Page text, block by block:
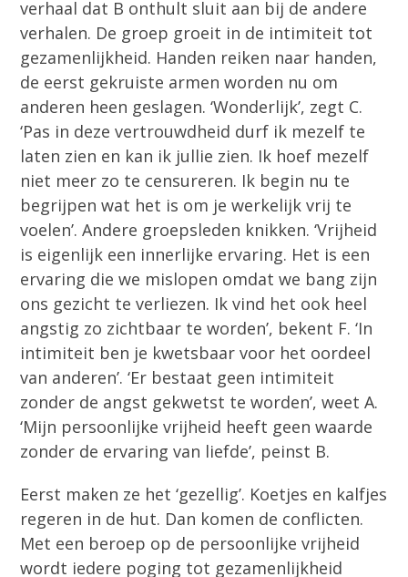
verhaal dat B onthult sluit aan bij de andere
verhalen. De groep groeit in de intimiteit tot
gezamenlijkheid. Handen reiken naar handen,
de eerst gekruiste armen worden nu om
anderen heen geslagen. ‘Wonderlijk’, zegt C.
‘Pas in deze vertrouwdheid durf ik mezelf te
laten zien en kan ik jullie zien. Ik hoef mezelf
niet meer zo te censureren. Ik begin nu te
begrijpen wat het is om je werkelijk vrij te
voelen’. Andere groepsleden knikken. ‘Vrijheid
is eigenlijk een innerlijke ervaring. Het is een
ervaring die we mislopen omdat we bang zijn
ons gezicht te verliezen. Ik vind het ook heel
angstig zo zichtbaar te worden’, bekent F. ‘In
intimiteit ben je kwetsbaar voor het oordeel
van anderen’. ‘Er bestaat geen intimiteit
zonder de angst gekwetst te worden’, weet A.
‘Mijn persoonlijke vrijheid heeft geen waarde
zonder de ervaring van liefde’, peinst B.
Eerst maken ze het ‘gezellig’. Koetjes en kalfjes
regeren in de hut. Dan komen de conflicten.
Met een beroep op de persoonlijke vrijheid
wordt iedere poging tot gezamenlijkheid